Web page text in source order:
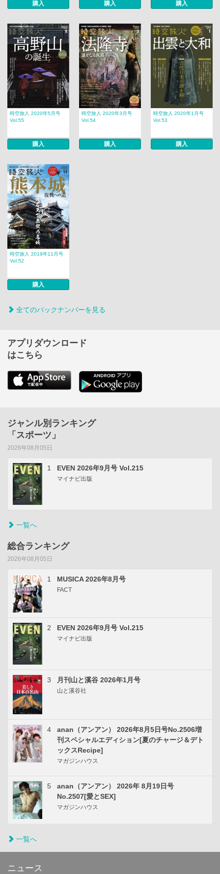
購入 購入 購入
時空旅人 2020年5月号
Vol.55
購入
時空旅人 2020年3月号
Vol.54
購入
時空旅人 2020年1月号
Vol.53
購入
時空旅人 2019年11月号
Vol.52
購入
全てのバックナンバーを見る
アプリダウンロード
はこちら
ジャンル別ランキング
「スポーツ」
2026年08月05日
1 EVEN 2026年9月号 Vol.215
マイナビ出版
一覧へ
総合ランキング
2026年08月05日
1 MUSICA 2026年8月号
FACT
2 EVEN 2026年9月号 Vol.215
マイナビ出版
3 月刊山と溪谷 2026年1月号
山と溪谷社
4
anan（アンアン） 2026年8月5日号No.2506増
刊スペシャルエディション[夏のチャージ＆デト
ックスRecipe]
マガジンハウス
5
anan（アンアン） 2026年 8月19日号
No.2507[愛とSEX]
マガジンハウス
一覧へ
ニュース